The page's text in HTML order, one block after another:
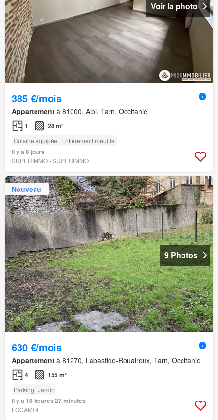
Voir la photo
385 €/mois
Appartement à 81000, Albi, Tarn, Occitanie
1 28 m²
Cuisine équipée Entièrement meublé
Il y a 8 jours
SUPERIMMO - SUPERIMMO
Nouveau
9 Photos
630 €/mois
Appartement à 81270, Labastide-Rouairoux, Tarn, Occitanie
4 155 m²
Parking Jardin
Il y a 18 heures 27 minutes
LOCAMOI